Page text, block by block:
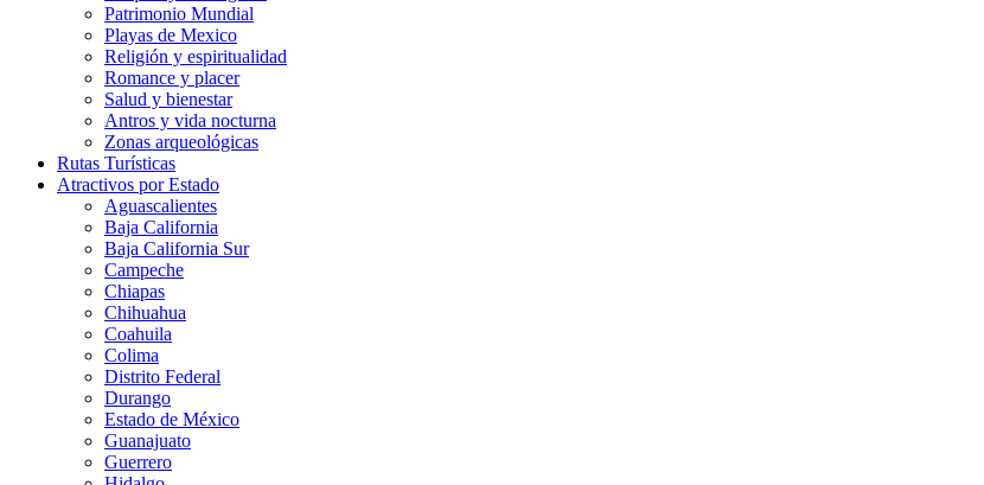
Patrimonio Mundial
Playas de Mexico
Religión y espiritualidad
Romance y placer
Salud y bienestar
Antros y vida nocturna
Zonas arqueológicas
Rutas Turísticas
Atractivos por Estado
Aguascalientes
Baja California
Baja California Sur
Campeche
Chiapas
Chihuahua
Coahuila
Colima
Distrito Federal
Durango
Estado de México
Guanajuato
Guerrero